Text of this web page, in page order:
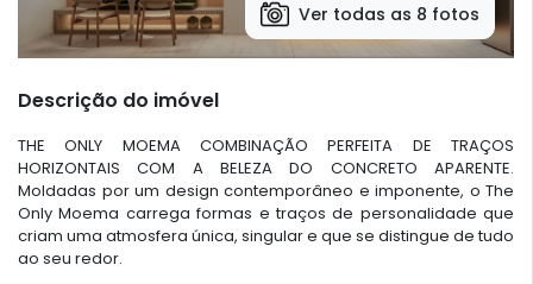
Ver todas as 8 fotos
Descrição do imóvel
THE ONLY MOEMA COMBINAÇÃO PERFEITA DE TRAÇOS
HORIZONTAIS COM A BELEZA DO CONCRETO APARENTE.
Moldadas por um design contemporâneo e imponente, o The
Only Moema carrega formas e traços de personalidade que
criam uma atmosfera única, singular e que se distingue de tudo
ao seu redor.